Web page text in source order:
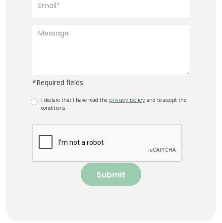
*Required fields
I declare that I have read the privacy policy and to accept the
conditions
Submit